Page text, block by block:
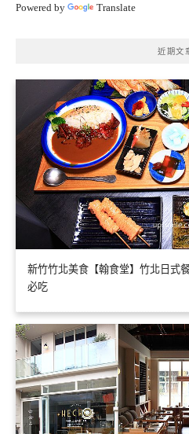
Powered by Translate
近期文
新竹竹北美食【翰食堂】竹北日式
必吃